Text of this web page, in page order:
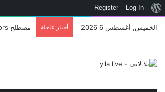
نبذة
ووردبريس
Log In
Register
الخميس, أغسطس 6 2026 أخبار عاجلة اتحاد WWE يسجل ثلاث علامات تجارية تتعلق في الألعاب..هل هناك إعلان قريب! – العاب – يلا لايف – يلا لايف